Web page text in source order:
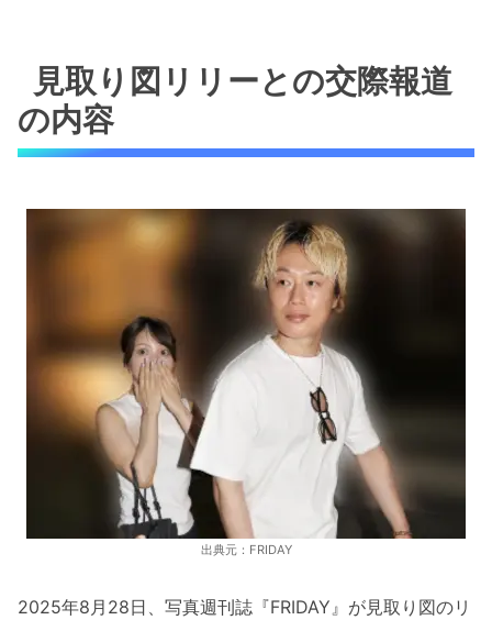
見取り図リリーとの交際報道
の内容
出典元：FRIDAY
2025年8月28日、写真週刊誌『FRIDAY』が見取り図のリ